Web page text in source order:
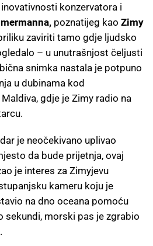
konzervatora i
poznatijeg kao Zimy
zaviriti tamo gdje ljudsko
– u unutrašnjost čeljusti
snimka nastala je potpuno
u dubinama kod
gdje je Zimy radio na
je neočekivano uplivao
da bude prijetnja, ovaj
je interes za Zimyjevu
kameru koju je
na dno oceana pomoću
sekundi, morski pas je zgrabio